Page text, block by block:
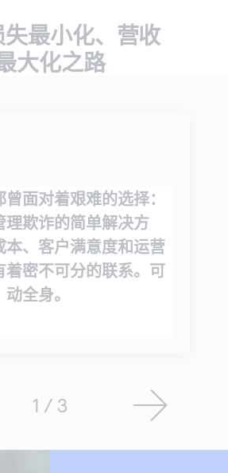
失最小化、营收
大化之路
面对着艰难的选择：
理欺诈的简单解决方
本、客户满意度和运营
着密不可分的联系。可
全身。
1 / 3